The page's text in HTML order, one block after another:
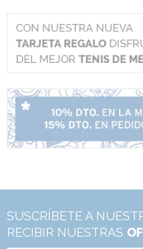
SUSCRÍBETE A
RECIBIR NUESTRAS